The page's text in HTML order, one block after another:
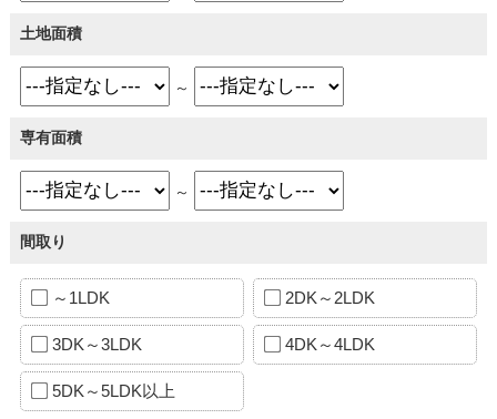
土地面積
～
専有面積
～
間取り
～1LDK 2DK～2LDK
3DK～3LDK 4DK～4LDK
5DK～5LDK以上